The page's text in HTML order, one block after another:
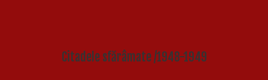
Citadele sfărâmate /1948-1949